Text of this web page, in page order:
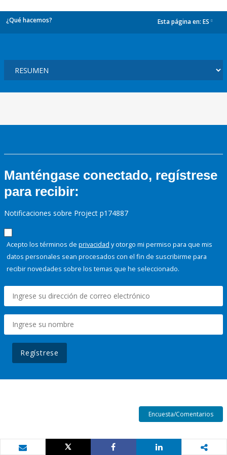
¿Qué hacemos? Esta página en: ES
Manténgase conectado, regístrese
para recibir:
Notificaciones sobre Project p174887
Acepto los términos de privacidad y otorgo mi permiso para que mis
datos personales sean procesados con el fin de suscribirme para
recibir novedades sobre los temas que he seleccionado.
Regístrese
Encuesta/Comentarios